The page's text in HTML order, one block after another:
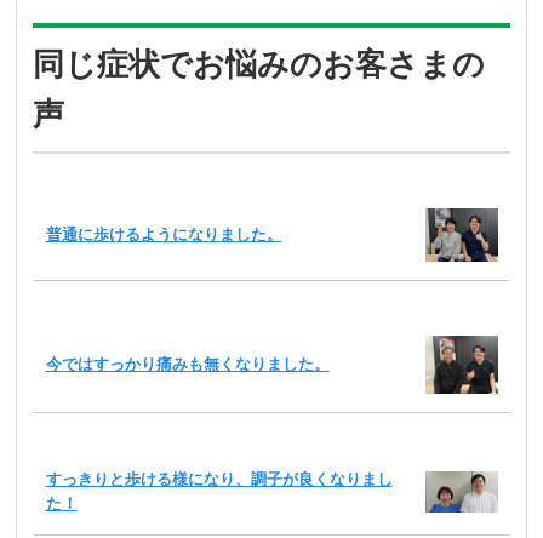
同じ症状でお悩みのお客さまの
声
普通に歩けるようになりました。
今ではすっかり痛みも無くなりました。
すっきりと歩ける様になり、調子が良くなりまし
た！